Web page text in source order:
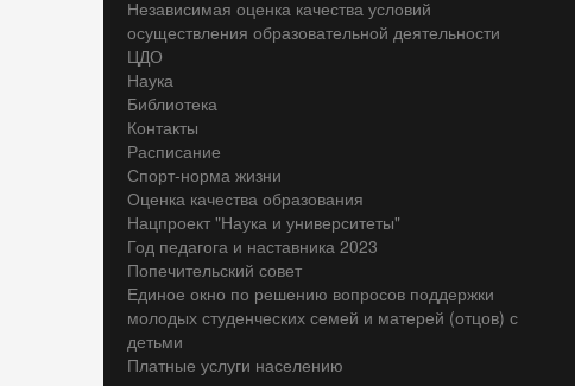
Независимая оценка качества условий
осуществления образовательной деятельности
ЦДО
Наука
Библиотека
Контакты
Расписание
Спорт-норма жизни
Оценка качества образования
Нацпроект "Наука и университеты"
Год педагога и наставника 2023
Попечительский совет
Единое окно по решению вопросов поддержки
молодых студенческих семей и матерей (отцов) с
детьми
Платные услуги населению